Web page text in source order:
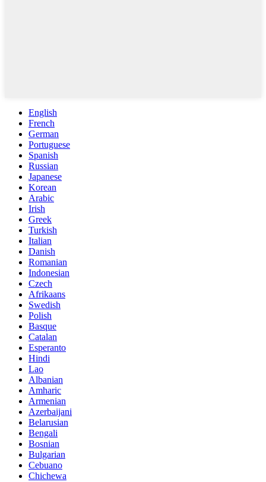
English
French
German
Portuguese
Spanish
Russian
Japanese
Korean
Arabic
Irish
Greek
Turkish
Italian
Danish
Romanian
Indonesian
Czech
Afrikaans
Swedish
Polish
Basque
Catalan
Esperanto
Hindi
Lao
Albanian
Amharic
Armenian
Azerbaijani
Belarusian
Bengali
Bosnian
Bulgarian
Cebuano
Chichewa